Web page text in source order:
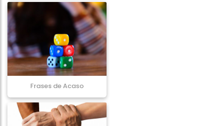
Frases de Acaso